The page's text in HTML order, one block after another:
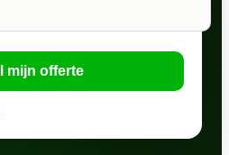
mijn offerte